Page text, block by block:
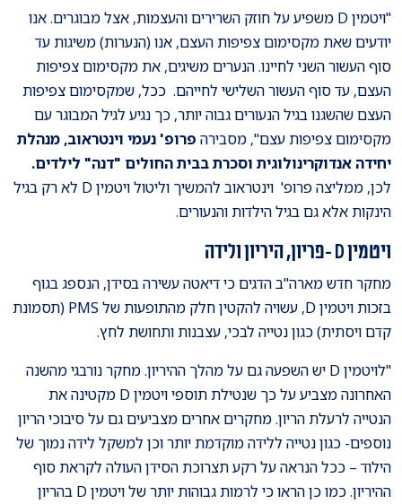
"ויטמין D משפיע על חוזק השרירים והעצמות, אצל מבוגרים. אנו
יודעים שאת מקסימום צפיפות העצם, אנו (הנערות) משיגות עד
סוף העשור השני לחיינו. הנערים משיגים, את מקסימום צפיפות
העצם, עד סוף העשור השלישי לחייהם. ככל, שמקסימום צפיפות
העצם שהשגנו בגיל הנעורים גבוה יותר, כך נגיע לגיל המבוגר עם
מקסימום צפיפות עצם", מסבירה פרופ' נעמי וינטראוב, מנהלת
יחידה אנדוקרינולוגית וסכרת בבית החולים "דנה" לילדים.
לכן, ממליצה פרופ' וינטראוב להמשיך וליטול ויטמין D לא רק בגיל
הינקות אלא גם בגיל הילדות והנעורים.
ויטמין D -פריון, היריון ולידה
מחקר חדש מארה"ב הדגים כי דיאטה עשירה בסידן, הנספג בגוף
בזכות ויטמין D, עשויה להקטין חלק מהתופעות של PMS (תסמונת
קדם ויסתית) כגון נטייה לבכי, עצבנות ותחושת לחץ.
"לויטמין D יש השפעה גם על מהלך ההיריון. מחקר נורבגי מהשנה
האחרונה מצביע על כך שנטילת תוספי ויטמין D מקטינה את
הנטייה לרעלת הריון. מחקרים אחרים מצביעים גם על סיבוכי הריון
נוספים- כגון נטייה ללידה מוקדמת יותר וכן למשקל לידה נמוך של
הילוד – ככל הנראה על רקע תצרוכת הסידן העולה לקראת סוף
ההיריון. כמו כן הראו כי לרמות גבוהות יותר של ויטמין D בהריון